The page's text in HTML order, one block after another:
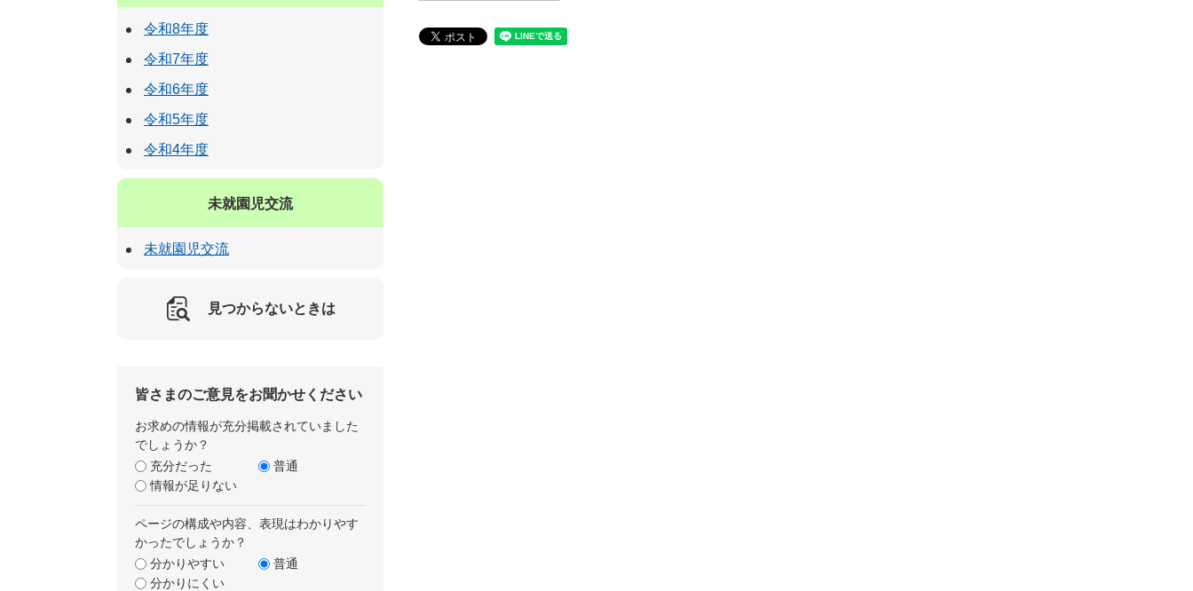
令和8年度
令和7年度
令和6年度
令和5年度
令和4年度
未就園児交流
未就園児交流
見つからないときは
皆さまのご意見をお聞かせください
お求めの情報が充分掲載されていました
でしょうか？
充分だった
普通
情報が足りない
ページの構成や内容、表現はわかりやす
かったでしょうか？
分かりやすい
普通
分かりにくい